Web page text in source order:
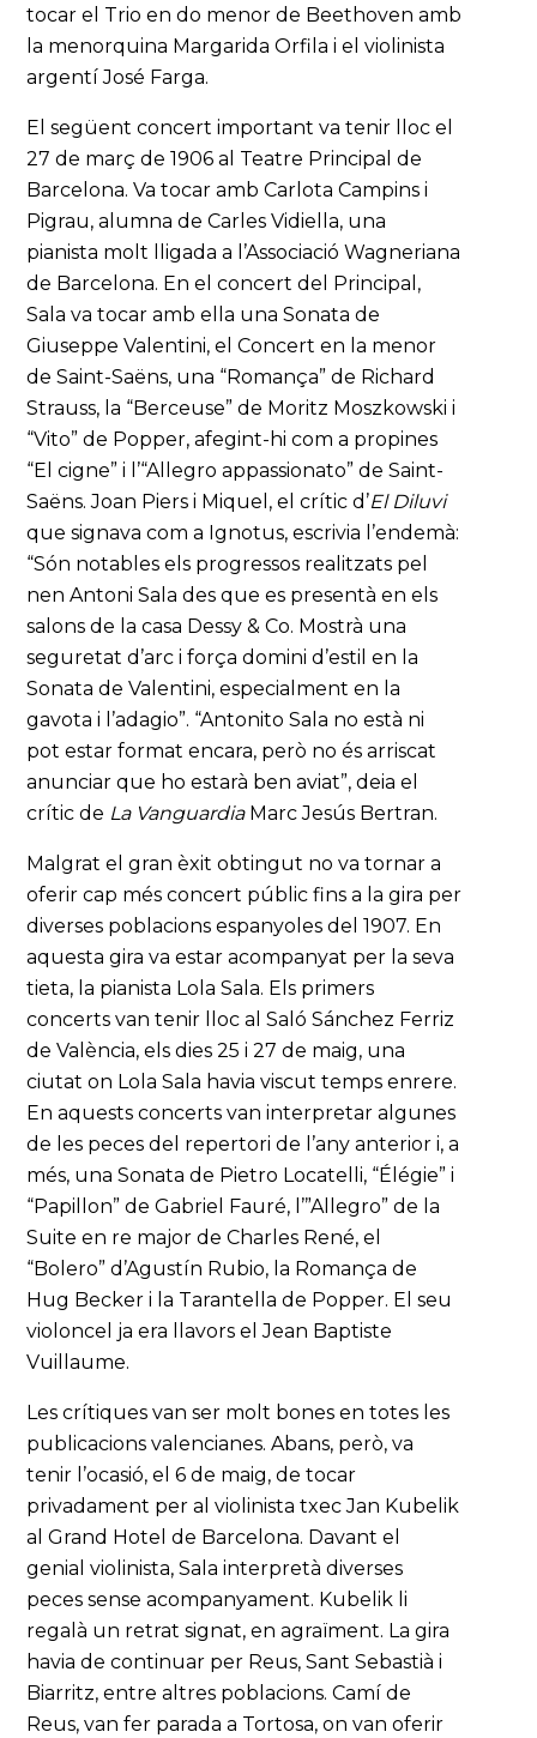
tocar el Trio en do menor de Beethoven amb
la menorquina Margarida Orfila i el violinista
argentí José Farga.
El següent concert important va tenir lloc el
27 de març de 1906 al Teatre Principal de
Barcelona. Va tocar amb Carlota Campins i
Pigrau, alumna de Carles Vidiella, una
pianista molt lligada a l’Associació Wagneriana
de Barcelona. En el concert del Principal,
Sala va tocar amb ella una Sonata de
Giuseppe Valentini, el Concert en la menor
de Saint-Saëns, una “Romança” de Richard
Strauss, la “Berceuse” de Moritz Moszkowski i
“Vito” de Popper, afegint-hi com a propines
“El cigne” i l’“Allegro appassionato” de Saint-
Saëns. Joan Piers i Miquel, el crític d’El Diluvi
que signava com a Ignotus, escrivia l’endemà:
“Són notables els progressos realitzats pel
nen Antoni Sala des que es presentà en els
salons de la casa Dessy & Co. Mostrà una
seguretat d’arc i força domini d’estil en la
Sonata de Valentini, especialment en la
gavota i l’adagio”. “Antonito Sala no està ni
pot estar format encara, però no és arriscat
anunciar que ho estarà ben aviat”, deia el
crític de La VanguardiaMarc Jesús Bertran.
Malgrat el gran èxit obtingut no va tornar a
oferir cap més concert públic fins a la gira per
diverses poblacions espanyoles del 1907. En
aquesta gira va estar acompanyat per la seva
tieta, la pianista Lola Sala. Els primers
concerts van tenir lloc al Saló Sánchez Ferriz
de València, els dies 25 i 27 de maig, una
ciutat on Lola Sala havia viscut temps enrere.
En aquests concerts van interpretar algunes
de les peces del repertori de l’any anterior i, a
més, una Sonata de Pietro Locatelli, “Élégie” i
“Papillon” de Gabriel Fauré, l’”Allegro” de la
Suite en re major de Charles René, el
“Bolero” d’Agustín Rubio, la Romança de
Hug Becker i la Tarantella de Popper. El seu
violoncel ja era llavors el Jean Baptiste
Vuillaume.
Les crítiques van ser molt bones en totes les
publicacions valencianes. Abans, però, va
tenir l’ocasió, el 6 de maig, de tocar
privadament per al violinista txec Jan Kubelik
al Grand Hotel de Barcelona. Davant el
genial violinista, Sala interpretà diverses
peces sense acompanyament. Kubelik li
regalà un retrat signat, en agraïment. La gira
havia de continuar per Reus, Sant Sebastià i
Biarritz, entre altres poblacions. Camí de
Reus, van fer parada a Tortosa, on van oferir